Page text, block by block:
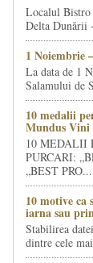
Localul Bistro
Delta Dunării
1 Noiembrie
La data de 1
Salamului de
10 medalii
Mundus Vini
10 MEDALII
PURCARI:
„BEST PRO...
10 motive ca
iarna sau
Stabilirea
dintre cele